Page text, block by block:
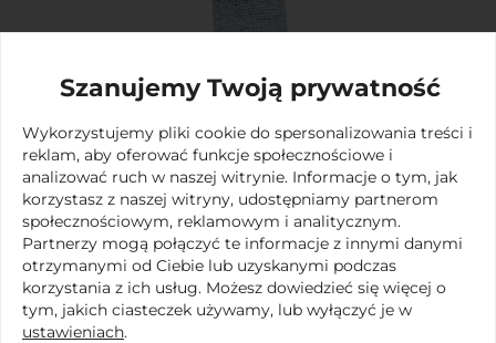
Rękawice Food Shield
Hand Armor
Lekka rękawica wykazująca się ochroną przed przecięciami.
Dzianina
. Kontakt z Administratorem
biuro@supernovainternational.eu. Więcej
osobowych przezSupernova Michalak Sp.
Komandytowa
znajdą państwo w naszej
Prywatności
WYŚLIJ
Szanujemy Twoją prywatność
Wykorzystujemy pliki cookie do spersonalizowania treści i
reklam, aby oferować funkcje społecznościowe i
analizować ruch w naszej witrynie. Informacje o tym, jak
korzystasz z naszej witryny, udostępniamy partnerom
społecznościowym, reklamowym i analitycznym.
Partnerzy mogą połączyć te informacje z innymi danymi
otrzymanymi od Ciebie lub uzyskanymi podczas
korzystania z ich usług. Możesz dowiedzieć się więcej o
tym, jakich ciasteczek używamy, lub wyłączyć je w
ustawieniach.